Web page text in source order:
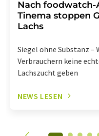
Nach foodwatch-
Tinema stoppen
Lachs
Siegel ohne Substanz –
Verbrauchern keine
Lachszucht geben
NEWS LESEN